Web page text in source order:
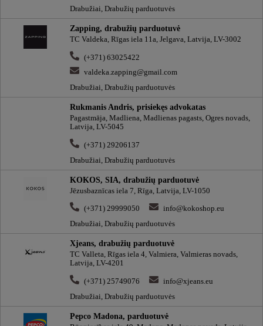
Drabužiai, Drabužių parduotuvės
Zapping, drabužių parduotuvė
TC Valdeka, Rīgas iela 11a, Jelgava, Latvija, LV-3002
(+371) 63025422
valdeka.zapping@gmail.com
Drabužiai, Drabužių parduotuvės
Rukmanis Andris, prisiekęs advokatas
Pagastmāja, Madliena, Madlienas pagasts, Ogres novads,
Latvija, LV-5045
(+371) 29206137
Drabužiai, Drabužių parduotuvės
KOKOS, SIA, drabužių parduotuvė
Jēzusbaznīcas iela 7, Rīga, Latvija, LV-1050
(+371) 29999050
info@kokoshop.eu
Drabužiai, Drabužių parduotuvės
Xjeans, drabužių parduotuvė
TC Valleta, Rīgas iela 4, Valmiera, Valmieras novads,
Latvija, LV-4201
(+371) 25749076
info@xjeans.eu
Drabužiai, Drabužių parduotuvės
Pepco Madona, parduotuvė